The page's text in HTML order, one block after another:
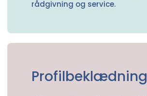
Profilbeklædning